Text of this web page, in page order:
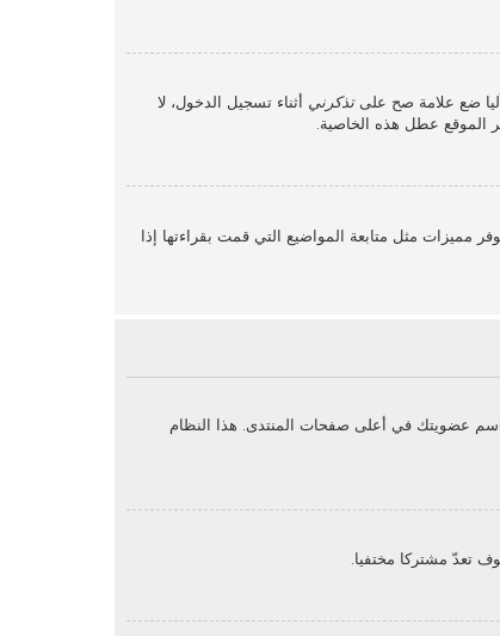
ضع علامة صح علىتذكرني أثناء تسجيل الدخول، لا
الموقع عطل هذه الخاصية.
مميزات مثل متابعة المواضيع التي قمت بقراءتها إذا
اسم عضويتك في أعلى صفحات المنتدى. هذا النظام
تعدّ مشتركا مختفيا.